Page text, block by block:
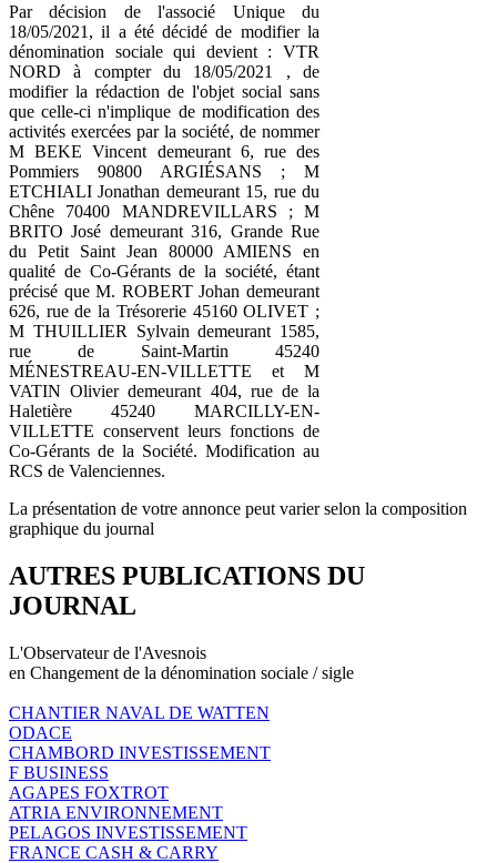
Par décision de l'associé Unique du
18/05/2021, il a été décidé de modifier la
dénomination sociale qui devient : VTR
NORD à compter du 18/05/2021 , de
modifier la rédaction de l'objet social sans
que celle-ci n'implique de modification des
activités exercées par la société, de nommer
M BEKE Vincent demeurant 6, rue des
Pommiers 90800 ARGIÉSANS ; M
ETCHIALI Jonathan demeurant 15, rue du
Chêne 70400 MANDREVILLARS ; M
BRITO José demeurant 316, Grande Rue
du Petit Saint Jean 80000 AMIENS en
qualité de Co-Gérants de la société, étant
précisé que M. ROBERT Johan demeurant
626, rue de la Trésorerie 45160 OLIVET ;
M THUILLIER Sylvain demeurant 1585,
rue de Saint-Martin 45240
MÉNESTREAU-EN-VILLETTE et M
VATIN Olivier demeurant 404, rue de la
Haletière 45240 MARCILLY-EN-
VILLETTE conservent leurs fonctions de
Co-Gérants de la Société. Modification au
RCS de Valenciennes.
La présentation de votre annonce peut varier selon la composition
graphique du journal
AUTRES PUBLICATIONS DU
JOURNAL
L'Observateur de l'Avesnois
en Changement de la dénomination sociale / sigle
CHANTIER NAVAL DE WATTEN
ODACE
CHAMBORD INVESTISSEMENT
F BUSINESS
AGAPES FOXTROT
ATRIA ENVIRONNEMENT
PELAGOS INVESTISSEMENT
FRANCE CASH & CARRY